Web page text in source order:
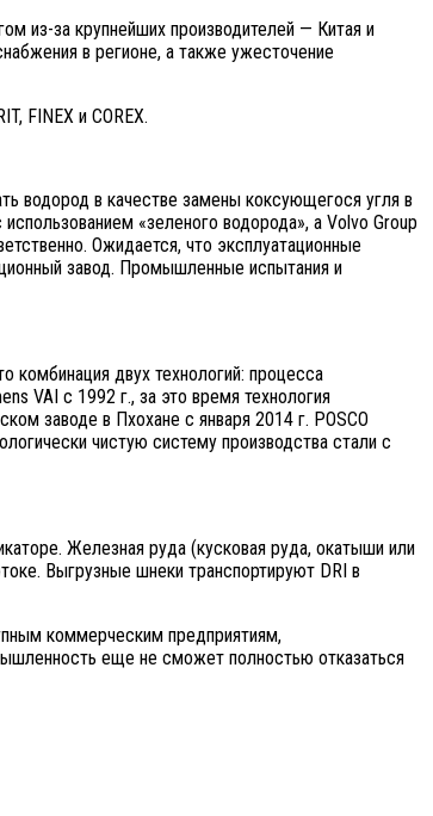
из-за крупнейших производителей — Китая и
в регионе, а также ужесточение
FINEX и COREX.
водород в качестве замены коксующегося угля в
«зеленого водорода», а Volvo Group
Ожидается, что эксплуатационные
завод. Промышленные испытания и
комбинация двух технологий: процесса
VAI с 1992 г., за это время технология
заводе в Пхохане c января 2014 г. POSCO
чистую систему производства стали с
Железная руда (кусковая руда, окатыши или
Выгрузные шнеки транспортируют DRI в
коммерческим предприятиям,
еще не сможет полностью отказаться